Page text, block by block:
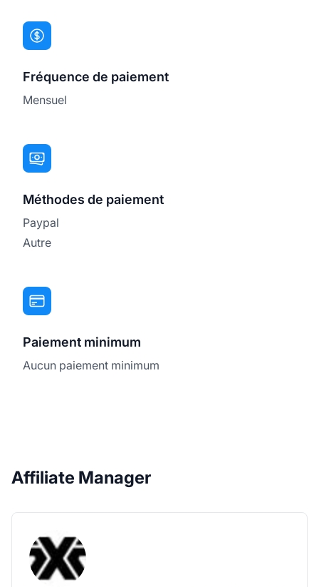
Fréquence de paiement
Mensuel
Méthodes de paiement
Paypal
Autre
Paiement minimum
Aucun paiement minimum
Affiliate Manager